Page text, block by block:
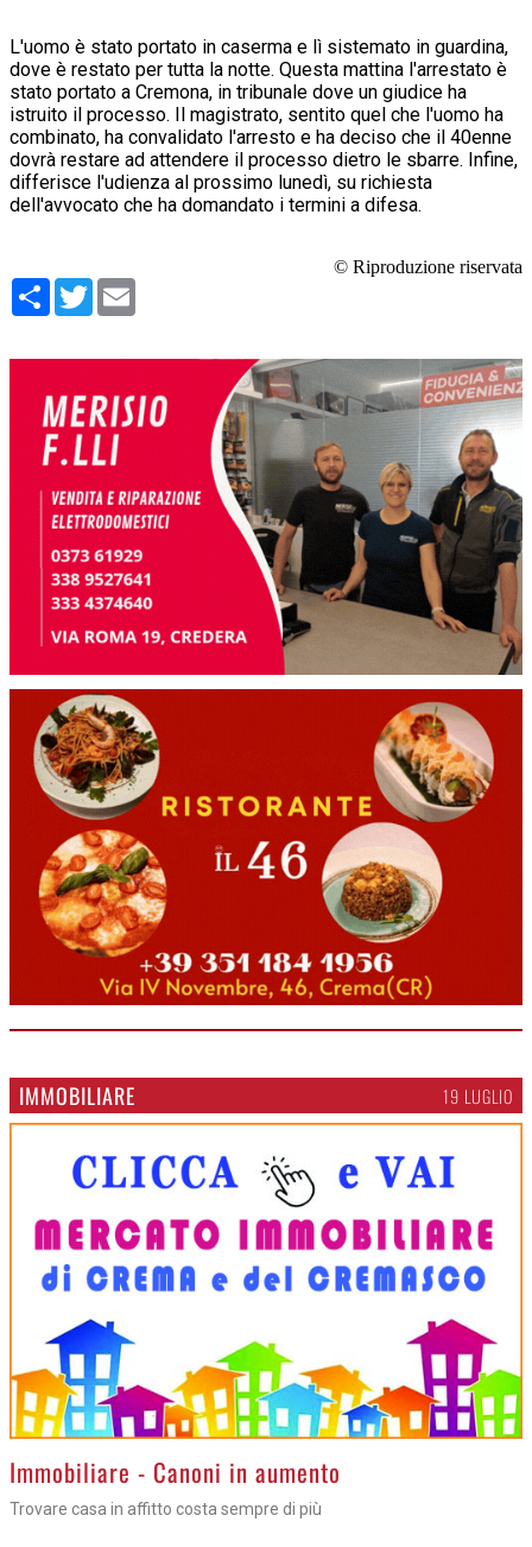
L'uomo è stato portato in caserma e lì sistemato in guardina,
dove è restato per tutta la notte. Questa mattina l'arrestato è
stato portato a Cremona, in tribunale dove un giudice ha
istruito il processo. Il magistrato, sentito quel che l'uomo ha
combinato, ha convalidato l'arresto e ha deciso che il 40enne
dovrà restare ad attendere il processo dietro le sbarre. Infine,
differisce l'udienza al prossimo lunedì, su richiesta
dell'avvocato che ha domandato i termini a difesa.
© Riproduzione riservata
Condividi
Twitter
IMMOBILIARE 19 LUGLIO
>Immobiliare - Canoni in aumento
Trovare casa in affitto costa sempre di più